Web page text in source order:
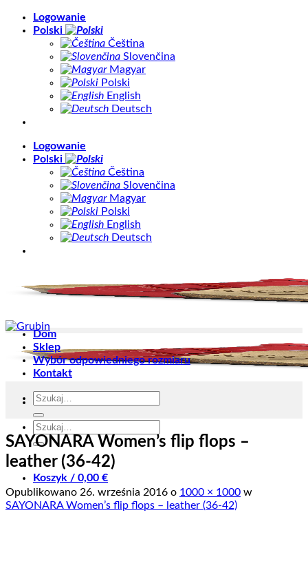
Skip
Logowanie
Polski
Čeština
Slovenčina
Magyar
Polski
English
Deutsch
Logowanie
Polski
Čeština
Slovenčina
Magyar
Polski
English
Deutsch
Szukaj:
Koszyk / 0,00 €
Dom
Sklep
Wybór odpowiedniego rozmiaru
Kontakt
Szukaj:
SAYONARA Women’s flip flops –
leather (36-42)
Opublikowano 26. września 2016 o 1000 × 1000 w
SAYONARA Women’s flip flops – leather (36-42)